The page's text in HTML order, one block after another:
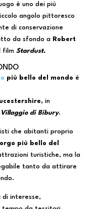
è uno dei più
angolo pittoresco
di conservazione
da sfondo a Robert
film Stardust.
più bello del mondo è
in
Villaggio di Bibury.
che abitanti proprio
più bello del
turistiche, ma la
tanto da attirare
di interesse,